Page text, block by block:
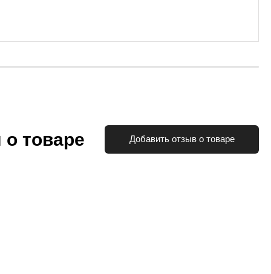
товаре Добавить отзыв о товаре